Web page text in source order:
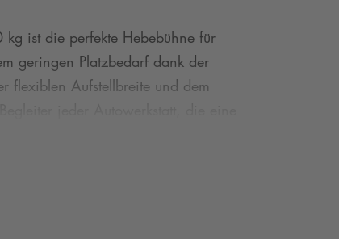
ist die perfekte Hebebühne für
geringen Platzbedarf dank der
flexiblen Aufstellbreite und dem
und geräuscharmen
4000 oder mit LED-Beleuchtung an